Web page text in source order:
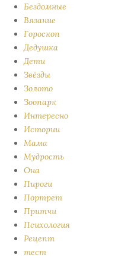
Бездомные
Вязание
Гороскоп
Дедушка
Дети
Звёзды
Золото
Зоопарк
Интересно
Истории
Мама
Мудрость
Она
Пироги
Портрет
Притчи
Психология
Рецепт
тест